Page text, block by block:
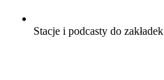
Stacje i podcasty do zakładek